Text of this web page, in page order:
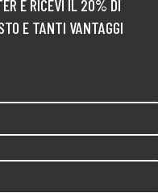
E RICEVI IL 20% DI
E TANTI VANTAGGI